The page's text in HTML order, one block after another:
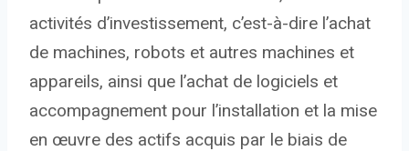
activités d’investissement, c’est-à-dire l’achat
de machines, robots et autres machines et
appareils, ainsi que l’achat de logiciels et
accompagnement pour l’installation et la mise
en œuvre des actifs acquis par le biais de